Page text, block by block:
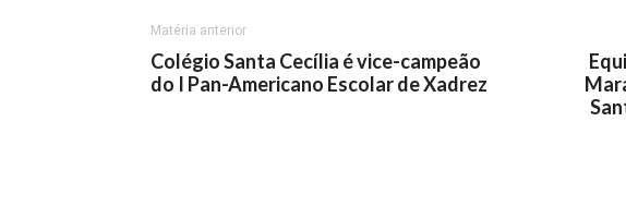
Matéria anterior
Colégio Santa Cecília é vice-campeão
do I Pan-Americano Escolar de Xadrez